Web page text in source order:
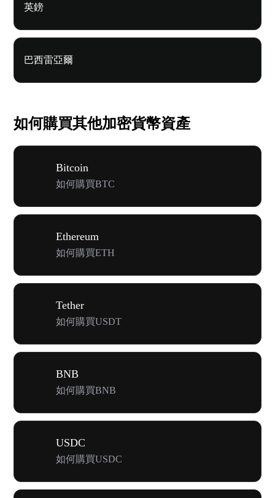
英鎊
巴西雷亞爾
如何購買其他加密貨幣資產
Bitcoin
如何購買BTC
Ethereum
如何購買ETH
Tether
如何購買USDT
BNB
如何購買BNB
USDC
如何購買USDC